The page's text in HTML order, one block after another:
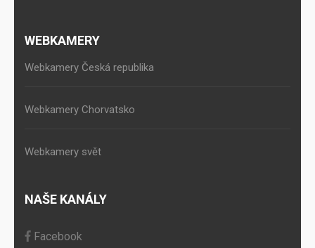
WEBKAMERY
Webkamery Česká republika
Webkamery Chorvatsko
Webkamery svět
NAŠE KANÁLY
Facebook